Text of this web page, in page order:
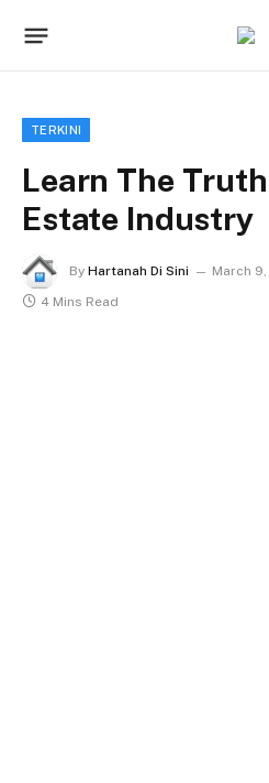
TERKINI
Learn The
Estate Industry
By Hartanah Di Sini March 9,
4 Mins Read